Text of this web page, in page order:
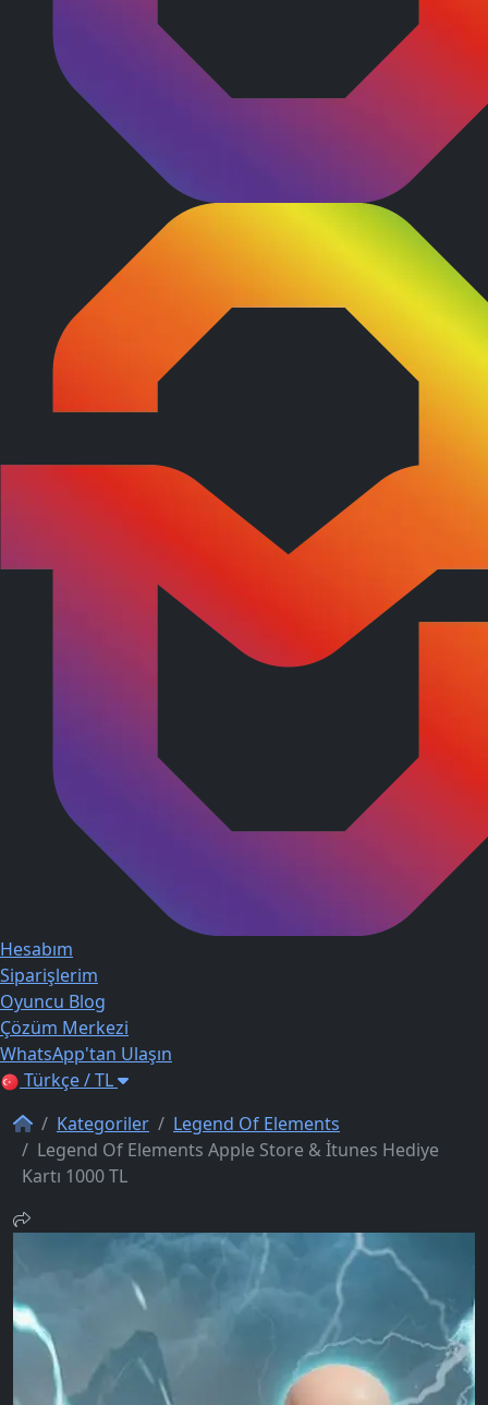
Hesabım
Siparişlerim
Oyuncu Blog
Çözüm Merkezi
WhatsApp'tan Ulaşın
Türkçe / TL
Kategoriler
Legend Of Elements
Legend Of Elements Apple Store & İtunes Hediye
Kartı 1000 TL